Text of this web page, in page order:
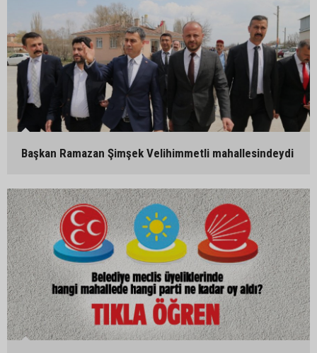
Başkan Ramazan Şimşek Velihimmetli mahallesindeydi